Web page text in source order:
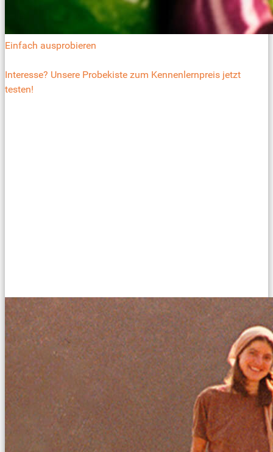
Einfach ausprobieren
Interesse? Unsere Probekiste zum Kennenlernpreis jetzt
testen!